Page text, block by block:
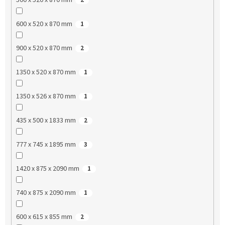
600 x 520 x 870 mm 1
900 x 520 x 870 mm 2
1350 x 520 x 870 mm 1
1350 x 526 x 870 mm 1
435 x 500 x 1833 mm 2
777 x 745 x 1895 mm 3
1420 x 875 x 2090 mm 1
740 x 875 x 2090 mm 1
600 x 615 x 855 mm 2